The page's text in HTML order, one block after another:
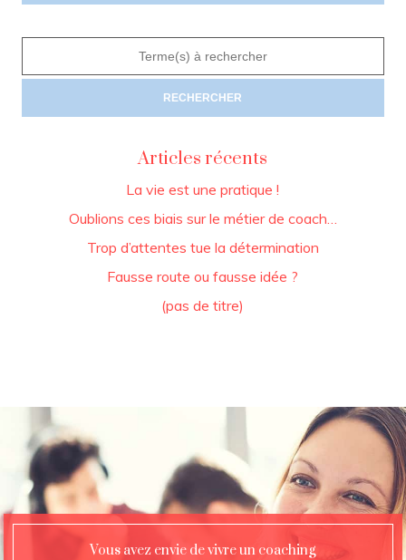
Articles récents
La vie est une pratique !
Oublions ces biais sur le métier de coach…
Trop d’attentes tue la détermination
Fausse route ou fausse idée ?
(pas de titre)
Vous avez envie de vivre un coaching